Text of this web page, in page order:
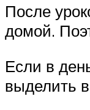
После
домой.
Если в
выделить